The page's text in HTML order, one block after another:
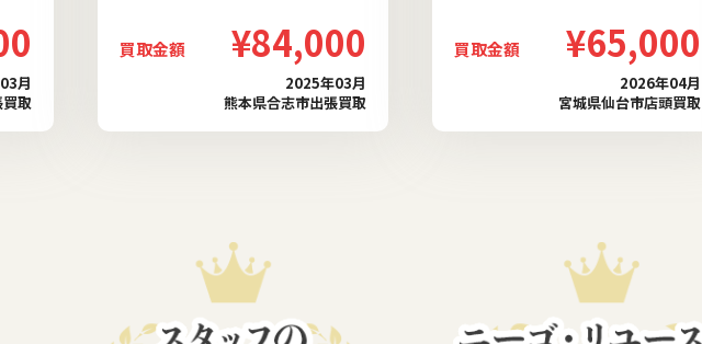
月
取
買取金額 ¥84,000
2025年03月
熊本県合志市出張買取
買取金額 ¥65,000
2026年04月
宮城県仙台市店頭買取